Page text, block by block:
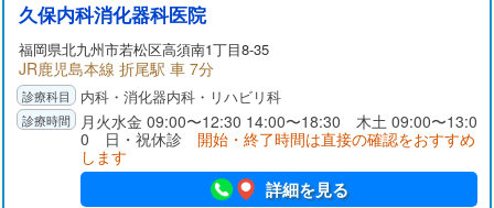
久保内科消化器科医院
福岡県北九州市若松区高須南1丁目8-35
JR鹿児島本線 折尾駅 車 7分
内科・消化器内科・リハビリ科
月火水金 09:00〜12:30 14:00〜18:30 木土 09:00〜13:0
0 日・祝休診 開始・終了時間は直接の確認をおすすめ
します
詳細を見る